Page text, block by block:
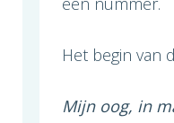
Het begin van
Mijn oog, in